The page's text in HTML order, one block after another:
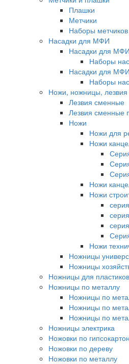
Плашки
Метчики
Наборы
Насадки для МФИ
Насадки для
Наборы
Насадки для
Наборы
Ножи, ножницы, лезвия
Лезвия сменные
Лезвия сменные
Ножи
Ножи для
Ножи
Ножи
Ножи
Ножи
Ножницы
Ножницы
Ножницы для
Ножницы по металлу
Ножницы по
Ножницы по
Ножницы по
Ножницы электрика
Ножовки по
Ножовки по дереву
Ножовки по металлу